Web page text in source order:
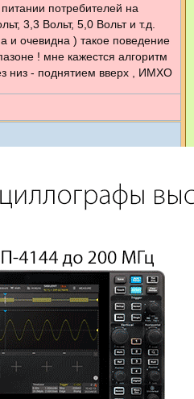
потребителей на
3,3 Вольт, 5,0 Вольт и т.д.
и очевидна ) такое поведение
! мне кажестся алгоритм
низ - поднятием вверх , ИМХО